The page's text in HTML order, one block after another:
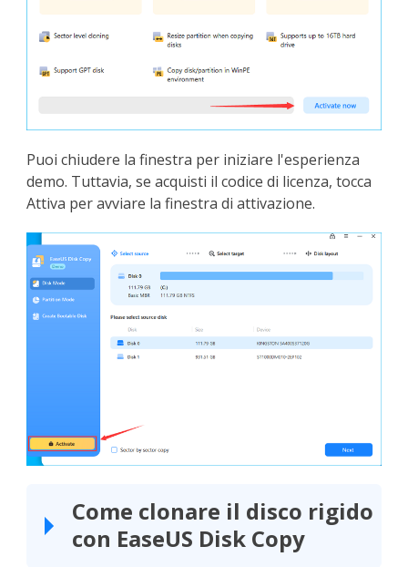
Puoi chiudere la finestra per iniziare l'esperienza
demo. Tuttavia, se acquisti il codice di licenza, tocca
Attiva per avviare la finestra di attivazione.
Come clonare il disco rigido
con EaseUS Disk Copy